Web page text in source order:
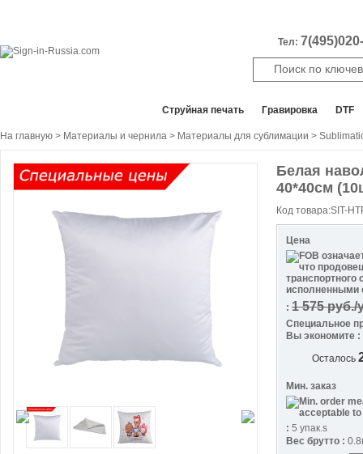
Тел:
Cтруйная печать Гравировка DTF
На главную > Материалы и чернила > Материалы для сублимации >
Белая
40*40см
Код товара:SIT-
Цена
: 1 575руб./
Специальное
Вы экономите :
Осталось
Мин. заказ
: 5 упак.s
Вес брутто :